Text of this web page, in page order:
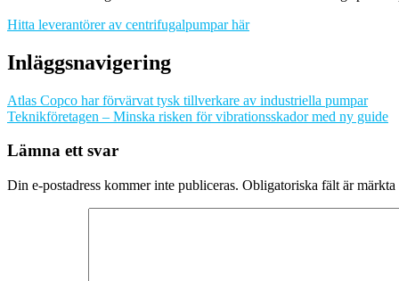
Hitta leverantörer av centrifugalpumpar här
Inläggsnavigering
Atlas Copco har förvärvat tysk tillverkare av industriella pumpar
Teknikföretagen – Minska risken för vibrationsskador med ny guide
Lämna ett svar
Din e-postadress kommer inte publiceras. Obligatoriska fält är märkta